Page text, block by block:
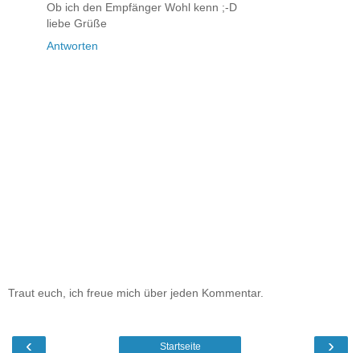
Ob ich den Empfänger Wohl kenn ;-D
liebe Grüße
Antworten
Traut euch, ich freue mich über jeden Kommentar.
‹ ›
Startseite